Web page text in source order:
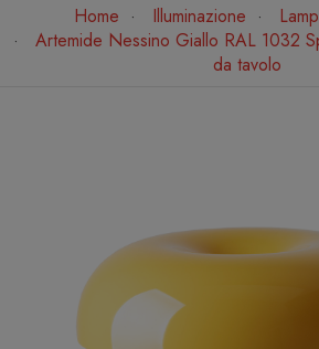
Home Illuminazione
Artemide Nessino Giallo RAL 1032
da tavolo